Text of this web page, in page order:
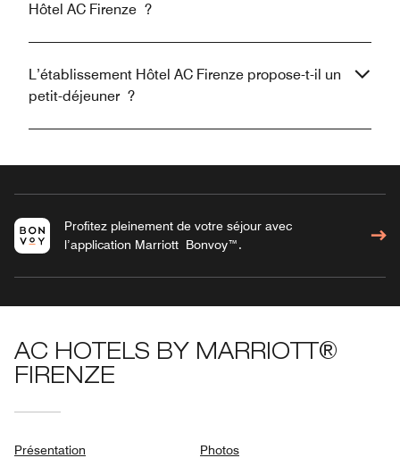
Hôtel AC Firenze ?
L’établissement Hôtel AC Firenze propose-t-il un
petit-déjeuner ?
Profitez pleinement de votre séjour avec
l’application Marriott Bonvoy™.
AC HOTELS BY MARRIOTT®
FIRENZE
Présentation Photos